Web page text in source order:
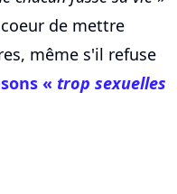
de mettre
même s'il refuse
« trop sexuelles